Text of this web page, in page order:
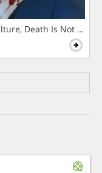
Death Is Not The